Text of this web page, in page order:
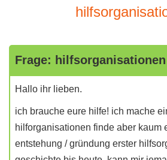
Frage: hilfsorganisationen
Hallo ihr lieben.
ich brauche eure hilfe! ich mache
hilforganisationen finde aber kaum
entstehung / gründung erster